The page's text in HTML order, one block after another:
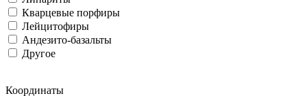
Кварцевые порфиры
Лейцитофиры
Андезито-базальты
Другое
Координаты